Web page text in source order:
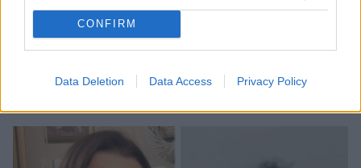
CONFIRM
Data Deletion Data Access Privacy Policy
ΔΕΙΤΕ ΟΛΕΣ ΤΙΣ ΕΙΔΗΣΕΙΣ